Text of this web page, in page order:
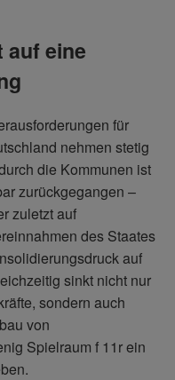
auf eine
für
nehmen stetig
die Kommunen ist
zurückgegangen –
zuletzt auf
des Staates
auf
sinkt nicht nur
sondern auch
von
Spielraum f 11r ein